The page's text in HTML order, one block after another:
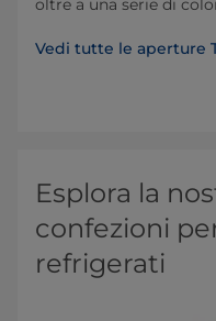
oltre a una serie di
Vedi tutte le aperture
Esplora la
confezioni
refrigerati